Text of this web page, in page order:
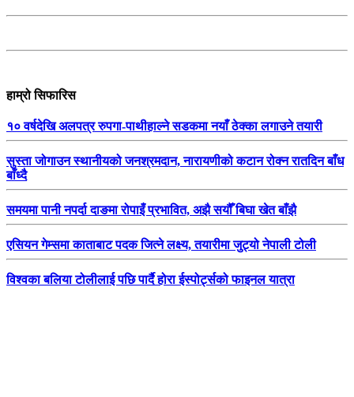
हाम्रो सिफारिस
१० वर्षदेखि अलपत्र रुपगा-पाथीहाल्ने सडकमा नयाँ ठेक्का लगाउने तयारी
सुस्ता जोगाउन स्थानीयको जनश्रमदान, नारायणीको कटान रोक्न रातदिन बाँध
बाँध्दै
समयमा पानी नपर्दा दाङमा रोपाइँ प्रभावित, अझै सयौँ बिघा खेत बाँझै
एसियन गेम्समा काताबाट पदक जित्ने लक्ष्य, तयारीमा जुट्यो नेपाली टोली
विश्वका बलिया टोलीलाई पछि पार्दै होरा ईस्पोर्ट्सको फाइनल यात्रा